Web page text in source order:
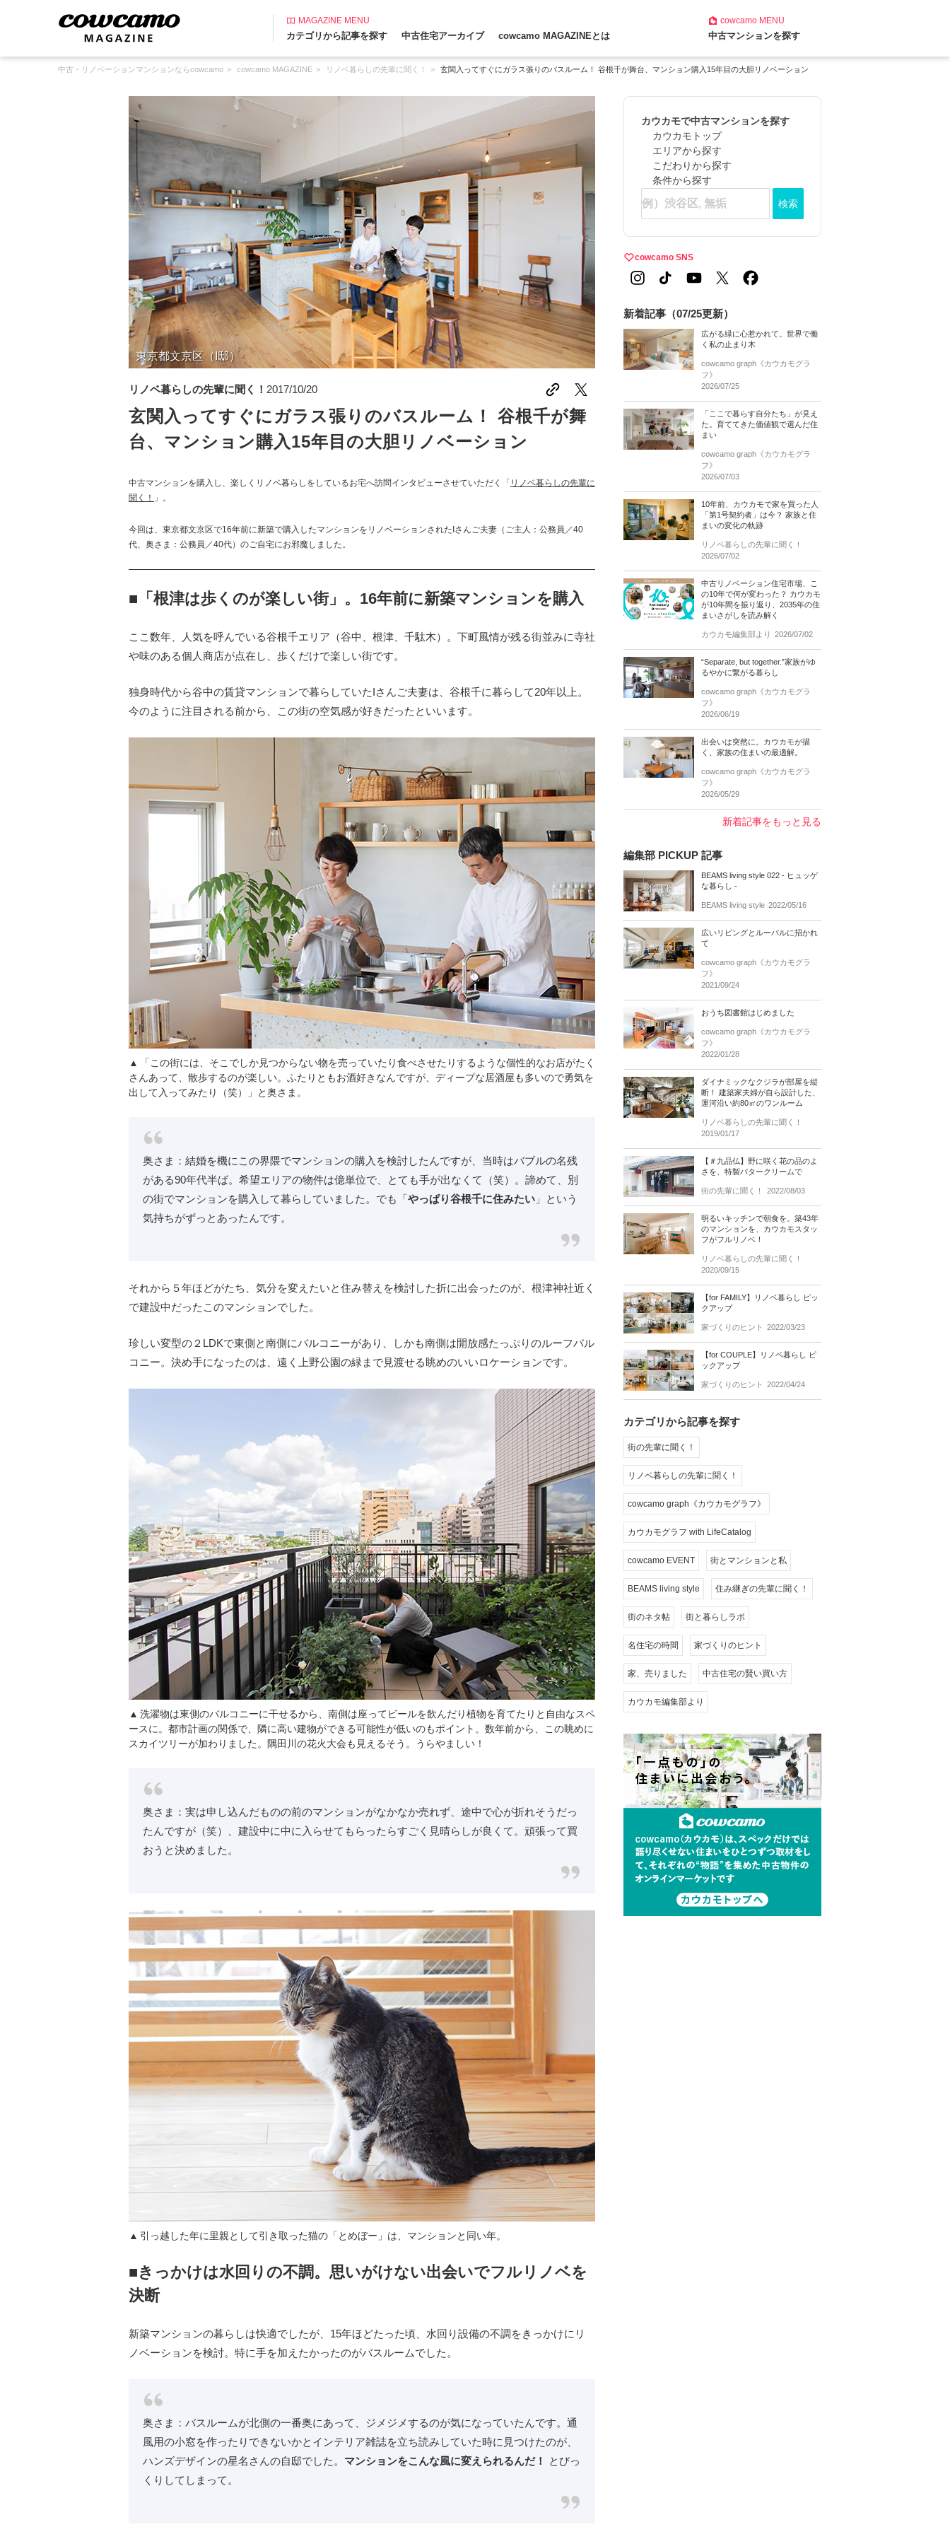
MAGAZINE MENU
カテゴリから記事を探す 中古住宅アーカイブ cowcamo MAGAZINEとは
cowcamoMENU
中古マンションを探す
中古・リノベーションマンションならcowcamo cowcamo MAGAZINE リノベ暮らしの先輩に聞く！ 玄関入ってすぐにガラス張りのバスルーム！ 谷根千が舞台、マンション購入15年目の大胆リノベーション
リノベ暮らしの先輩に聞く！ 2017/10/20
玄関入ってすぐにガラス張りのバスルーム！ 谷根千が舞
台、マンション購入15年目の大胆リノベーション
東京都文京区（I邸）
中古マンションを購入し、楽しくリノベ暮らしをしているお宅へ訪問インタビューさせていただく「 リノベ暮らしの先輩に
聞く！
」。
今回は、東京都文京区で16年前に新築で購入したマンションをリノベーションされたIさんご夫妻（ご主人：公務員／40
代、奥さま：公務員／40代）のご自宅にお邪魔しました。
■「根津は歩くのが楽しい街」。16年前に新築マンションを購入
ここ数年、人気を呼んでいる谷根千エリア（谷中、根津、千駄木）。下町風情が残る街並みに寺社
や味のある個人商店が点在し、歩くだけで楽しい街です。
独身時代から谷中の賃貸マンションで暮らしていたIさんご夫妻は、谷根千に暮らして20年以上。
今のように注目される前から、この街の空気感が好きだったといいます。
「この街には、そこでしか見つからない物を売っていたり食べさせたりするような個性的なお店がたく
さんあって、散歩するのが楽しい。ふたりともお酒好きなんですが、ディープな居酒屋も多いので勇気を
出して入ってみたり（笑）」と奥さま。
奥さま：結婚を機にこの界隈でマンションの購入を検討したんですが、当時はバブルの名残
がある90年代半ば。希望エリアの物件は億単位で、とても手が出なくて（笑）。諦めて、別
の街でマンションを購入して暮らしていました。でも「やっぱり谷根千に住みたい 」という
気持ちがずっとあったんです。
それから５年ほどがたち、気分を変えたいと住み替えを検討した折に出会ったのが、根津神社近く
で建設中だったこのマンションでした。
珍しい変型の２LDKで東側と南側にバルコニーがあり、しかも南側は開放感たっぷりのルーフバル
コニー。決め手になったのは、遠く上野公園の緑まで見渡せる眺めのいいロケーションです。
洗濯物は東側のバルコニーに干せるから、南側は座ってビールを飲んだり植物を育てたりと自由なスペ
ースに。都市計画の関係で、隣に高い建物ができる可能性が低いのもポイント。数年前から、この眺めに
スカイツリーが加わりました。隅田川の花火大会も見えるそう。うらやましい！
奥さま：実は申し込んだものの前のマンションがなかなか売れず、途中で心が折れそうだっ
たんですが（笑）、建設中に中に入らせてもらったらすごく見晴らしが良くて。頑張って買
おうと決めました。
引っ越した年に里親として引き取った猫の「とめぼー」は、マンションと同い年。
■きっかけは水回りの不調。思いがけない出会いでフルリノベを
決断
新築マンションの暮らしは快適でしたが、15年ほどたった頃、水回り設備の不調をきっかけにリ
ノベーションを検討。特に手を加えたかったのがバスルームでした。
奥さま：バスルームが北側の一番奥にあって、ジメジメするのが気になっていたんです。通
風用の小窓を作ったりできないかとインテリア雑誌を立ち読みしていた時に見つけたのが、
ハンズデザインの星名さんの自邸でした。 マンションをこんな風に変えられるんだ！
とびっ
くりしてしまって。
カウカモで中古マンションを探す
カウカモトップ
エリアから探す
こだわりから探す
条件から探す
検索
cowcamo SNS
新着記事（07/25更新）
広がる緑に心惹かれて。世界で働
く私の止まり木
cowcamo graph《カウカモグラ
フ》
2026/07/25
「ここで暮らす自分たち」が見え
た。育ててきた価値観で選んだ住
まい
cowcamo graph《カウカモグラ
フ》
2026/07/03
10年前、カウカモで家を買った人
「第1号契約者」は今？ 家族と住
まいの変化の軌跡
リノベ暮らしの先輩に聞く！
2026/07/02
中古リノベーション住宅市場、こ
の10年で何が変わった？ カウカモ
が10年間を振り返り、2035年の住
まいさがしを読み解く
カウカモ編集部より 2026/07/02
“Separate, but together.”家族がゆ
るやかに繋がる暮らし
cowcamo graph《カウカモグラ
フ》
2026/06/19
出会いは突然に。カウカモが描
く、家族の住まいの最適解。
cowcamo graph《カウカモグラ
フ》
2026/05/29
新着記事をもっと見る
編集部 PICKUP 記事
BEAMS living style 022 - ヒュッゲ
な暮らし -
BEAMS living style 2022/05/16
広いリビングとルーバルに招かれ
て
cowcamo graph《カウカモグラ
フ》
2021/09/24
おうち図書館はじめました
cowcamo graph《カウカモグラ
フ》
2022/01/28
ダイナミックなクジラが部屋を縦
断！ 建築家夫婦が自ら設計した、
運河沿い約80㎡のワンルーム
リノベ暮らしの先輩に聞く！
2019/01/17
【＃九品仏】野に咲く花の品のよ
さを、特製バタークリームで
街の先輩に聞く！ 2022/08/03
明るいキッチンで朝食を。築43年
のマンションを、カウカモスタッ
フがフルリノベ！
リノベ暮らしの先輩に聞く！
2020/09/15
【for FAMILY】リノベ暮らし ピッ
クアップ
家づくりのヒント 2022/03/23
【for COUPLE】リノベ暮らし ピ
ックアップ
家づくりのヒント 2022/04/24
カテゴリから記事を探す
街の先輩に聞く！
リノベ暮らしの先輩に聞く！
cowcamo graph《カウカモグラフ》
カウカモグラフ with LifeCatalog
cowcamo EVENT 街とマンションと私
BEAMS living style 住み継ぎの先輩に聞く！
街のネタ帖 街と暮らしラボ
名住宅の時間 家づくりのヒント
家、売りました 中古住宅の賢い買い方
カウカモ編集部より